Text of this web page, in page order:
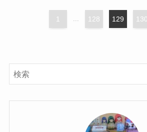
1 ... 128 129 130